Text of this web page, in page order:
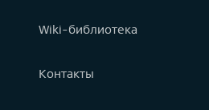
Wiki-библиотека
Контакты